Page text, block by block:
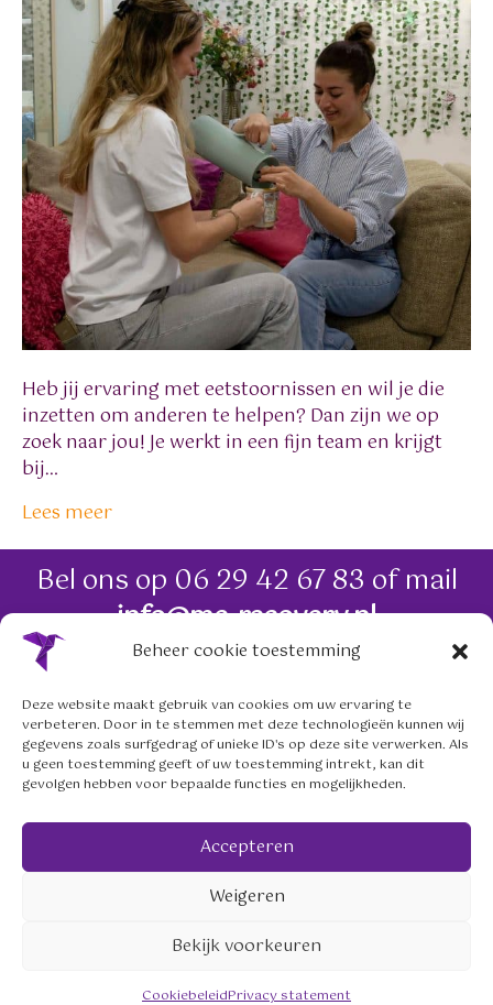
Beheer cookie toestemming
Deze website maakt gebruik van cookies om uw ervaring te
verbeteren. Door in te stemmen met deze technologieën kunnen wij
gegevens zoals surfgedrag of unieke ID's op deze site verwerken. Als
u geen toestemming geeft of uw toestemming intrekt, kan dit
gevolgen hebben voor bepaalde functies en mogelijkheden.
Accepteren
Weigeren
Bekijk voorkeuren
CookiebeleidPrivacy statement
Heb jij ervaring met eetstoornissen en wil je die
inzetten om anderen te helpen? Dan zijn we op
zoek naar jou! Je werkt in een fijn team en krijgt
bij…
Lees meer
Bel ons op 06 29 42 67 83 of mail
info@me-recovery.nl
06 29 42 67 83
info@me-recovery.nl
Volg ons op social media
mailto:info@me-recovery.nl
linkedin.com/company/
https://